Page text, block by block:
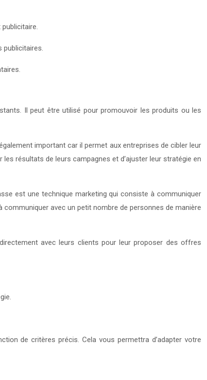
publicitaires.
Il peut être utilisé pour promouvoir les produits ou les
important car il permet aux entreprises de cibler leur
résultats de leurs campagnes et d’ajuster leur stratégie en
est une technique marketing qui consiste à communiquer
avec un petit nombre de personnes de manière
avec leurs clients pour leur proposer des offres
de critères précis. Cela vous permettra d’adapter votre